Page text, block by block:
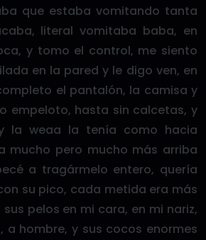
que estaba vomitando tanta
literal vomitaba baba, en
y tomo el control, me siento
en la pared y le digo ven, en
el pantalón, la camisa y
empeloto, hasta sin calcetas, y
la weaa la tenía como hacia
mucho pero mucho más arriba
a tragármelo entero, quería
su pico, cada metida era más
pelos en mi cara, en mi nariz,
a hombre, y sus cocos enormes